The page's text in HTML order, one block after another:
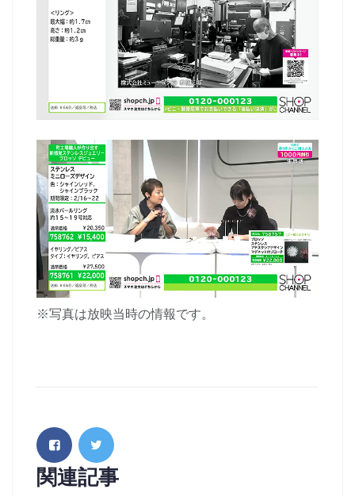
※写真は放映当時の情報です。
関連記事